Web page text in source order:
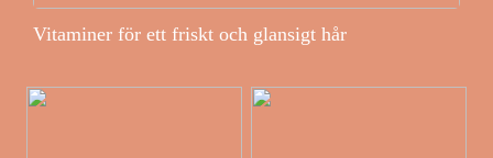
Vitaminer för ett friskt och glansigt hår